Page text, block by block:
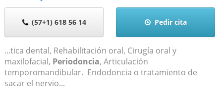
(57+1) 618 56 14 Pedir cita
...tica dental, Rehabilitación oral, Cirugía oral y
maxilofacial, Periodoncia, Articulación
temporomandibular. Endodoncia o tratamiento de
sacar el nervio...